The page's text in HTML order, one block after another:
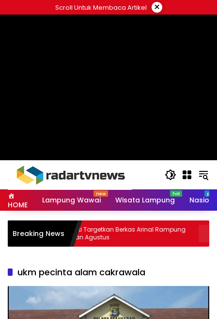
to
Scroll Untuk Membaca Artikel ×
HOME Lampung Wawai Wisata Lampung
Breaking NewsKejati Targetkan Berkas Arinal Rampung
Bulan Agustus
ukm pecinta alam cakrawala